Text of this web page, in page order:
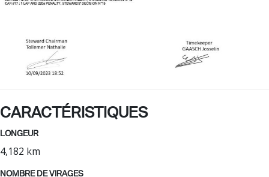
CARACTÉRISTIQUES
LONGEUR
4,182 km
NOMBRE DE VIRAGES